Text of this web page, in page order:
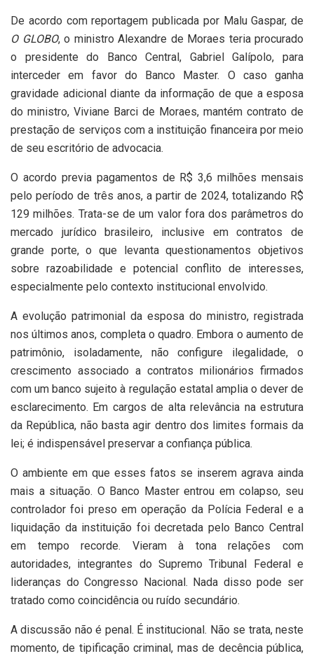
De acordo com reportagem publicada por Malu Gaspar, de
O GLOBO, o ministro Alexandre de Moraes teria procurado
o presidente do Banco Central, Gabriel Galípolo, para
interceder em favor do Banco Master. O caso ganha
gravidade adicional diante da informação de que a esposa
do ministro, Viviane Barci de Moraes, mantém contrato de
prestação de serviços com a instituição financeira por meio
de seu escritório de advocacia.
O acordo previa pagamentos de R$ 3,6 milhões mensais
pelo período de três anos, a partir de 2024, totalizando R$
129 milhões. Trata-se de um valor fora dos parâmetros do
mercado jurídico brasileiro, inclusive em contratos de
grande porte, o que levanta questionamentos objetivos
sobre razoabilidade e potencial conflito de interesses,
especialmente pelo contexto institucional envolvido.
A evolução patrimonial da esposa do ministro, registrada
nos últimos anos, completa o quadro. Embora o aumento de
patrimônio, isoladamente, não configure ilegalidade, o
crescimento associado a contratos milionários firmados
com um banco sujeito à regulação estatal amplia o dever de
esclarecimento. Em cargos de alta relevância na estrutura
da República, não basta agir dentro dos limites formais da
lei; é indispensável preservar a confiança pública.
O ambiente em que esses fatos se inserem agrava ainda
mais a situação. O Banco Master entrou em colapso, seu
controlador foi preso em operação da Polícia Federal e a
liquidação da instituição foi decretada pelo Banco Central
em tempo recorde. Vieram à tona relações com
autoridades, integrantes do Supremo Tribunal Federal e
lideranças do Congresso Nacional. Nada disso pode ser
tratado como coincidência ou ruído secundário.
A discussão não é penal. É institucional. Não se trata, neste
momento, de tipificação criminal, mas de decência pública,